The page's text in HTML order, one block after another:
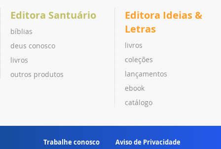
Editora Santuário
bíblias
deus conosco
livros
outros produtos
Editora Ideias &
Letras
livros
coleções
lançamentos
ebook
catálogo
Trabalhe conosco Aviso de Privacidade